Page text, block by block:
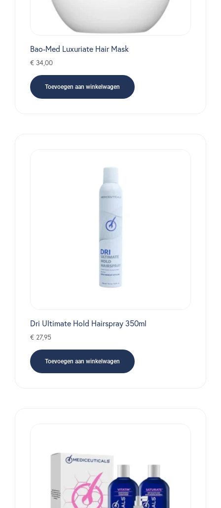
Bao-Med Luxuriate Hair Mask
€ 34,00
Toevoegen aan winkelwagen
Dri Ultimate Hold Hairspray 350ml
€ 27,95
Toevoegen aan winkelwagen